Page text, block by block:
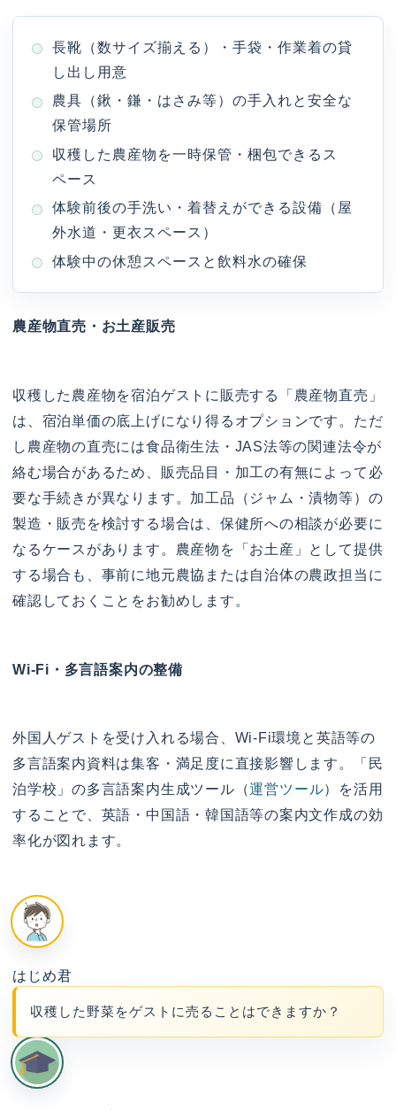
長靴（数サイズ揃える）・手袋・作業着の貸
し出し用意
農具（鍬・鎌・はさみ等）の手入れと安全な
保管場所
収穫した農産物を一時保管・梱包できるス
ペース
体験前後の手洗い・着替えができる設備（屋
外水道・更衣スペース）
体験中の休憩スペースと飲料水の確保
農産物直売・お土産販売
収穫した農産物を宿泊ゲストに販売する「農産物直売」
は、宿泊単価の底上げになり得るオプションです。ただ
し農産物の直売には食品衛生法・JAS法等の関連法令が
絡む場合があるため、販売品目・加工の有無によって必
要な手続きが異なります。加工品（ジャム・漬物等）の
製造・販売を検討する場合は、保健所への相談が必要に
なるケースがあります。農産物を「お土産」として提供
する場合も、事前に地元農協または自治体の農政担当に
確認しておくことをお勧めします。
Wi-Fi・多言語案内の整備
外国人ゲストを受け入れる場合、Wi-Fi環境と英語等の
多言語案内資料は集客・満足度に直接影響します。「民
泊学校」の多言語案内生成ツール（運営ツール）を活用
することで、英語・中国語・韓国語等の案内文作成の効
率化が図れます。
はじめ君
収穫した野菜をゲストに売ることはできますか？